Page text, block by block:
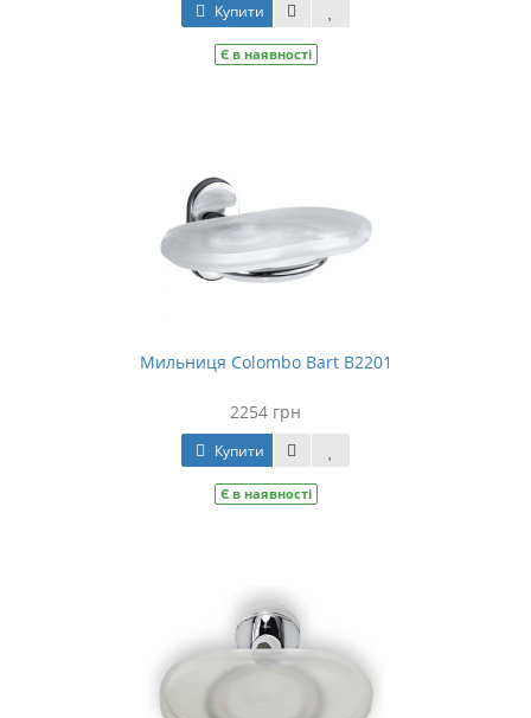
Купити
Є в наявності
Мильниця Colombo Bart B2201
2254 грн
Купити
Є в наявності